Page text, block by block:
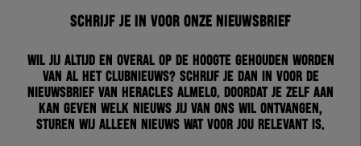
Schrijf je in voor onze nieuwsbrief
Wil jij altijd en overal op de hoogte gehouden worden
van al het clubnieuws? Schrijf je dan in voor de
nieuwsbrief van Heracles Almelo. Doordat je zelf aan
kan geven welk nieuws jij van ons wil ontvangen,
sturen wij alleen nieuws wat voor jou relevant is.